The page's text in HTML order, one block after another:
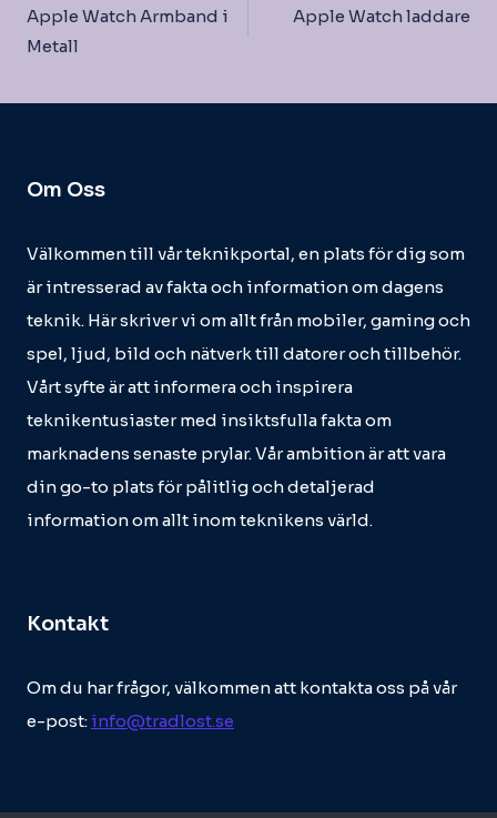
Apple Watch Armband i
Metall
Apple Watch laddare
Om Oss
Välkommen till vår teknikportal, en plats för dig som
är intresserad av fakta och information om dagens
teknik. Här skriver vi om allt från mobiler, gaming och
spel, ljud, bild och nätverk till datorer och tillbehör.
Vårt syfte är att informera och inspirera
teknikentusiaster med insiktsfulla fakta om
marknadens senaste prylar. Vår ambition är att vara
din go-to plats för pålitlig och detaljerad
information om allt inom teknikens värld.
Kontakt
Om du har frågor, välkommen att kontakta oss på vår
e-post: info@tradlost.se